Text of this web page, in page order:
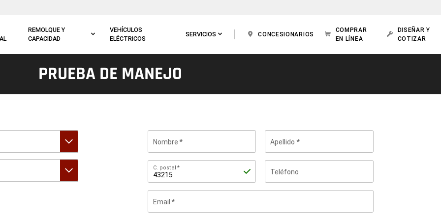
REMOLQUE Y
CAPACIDAD
VEHÍCULOS
ELÉCTRICOS
SERVICIOS CONCESIONARIOS
COMPRAR
EN LÍNEA
DISEÑAR Y
COTIZAR
PRUEBA DE MANEJO
Nombre Apellido
C. postalC.
Teléfono
EmailAl
indicar